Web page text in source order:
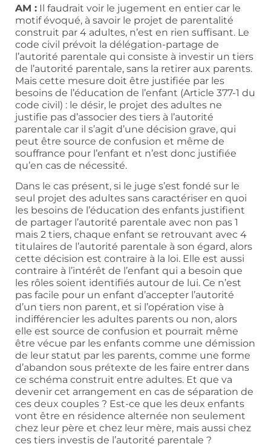
AM : Il faudrait voir le jugement en entier car le
motif évoqué, à savoir le projet de parentalité
construit par 4 adultes, n’est en rien suffisant. Le
code civil prévoit la délégation-partage de
l’autorité parentale qui consiste à investir un tiers
de l’autorité parentale, sans la retirer aux parents.
Mais cette mesure doit être justifiée par les
besoins de l’éducation de l’enfant (Article 377-1 du
code civil) : le désir, le projet des adultes ne
justifie pas d’associer des tiers à l’autorité
parentale car il s’agit d’une décision grave, qui
peut être source de confusion et même de
souffrance pour l’enfant et n’est donc justifiée
qu’en cas de nécessité.
Dans le cas présent, si le juge s’est fondé sur le
seul projet des adultes sans caractériser en quoi
les besoins de l’éducation des enfants justifient
de partager l’autorité parentale avec non pas 1
mais 2 tiers, chaque enfant se retrouvant avec 4
titulaires de l’autorité parentale à son égard, alors
cette décision est contraire à la loi. Elle est aussi
contraire à l’intérêt de l’enfant qui a besoin que
les rôles soient identifiés autour de lui. Ce n’est
pas facile pour un enfant d’accepter l’autorité
d’un tiers non parent, et si l’opération vise à
indifférencier les adultes parents ou non, alors
elle est source de confusion et pourrait même
être vécue par les enfants comme une démission
de leur statut par les parents, comme une forme
d’abandon sous prétexte de les faire entrer dans
ce schéma construit entre adultes. Et que va
devenir cet arrangement en cas de séparation de
ces deux couples ? Est-ce que les deux enfants
vont être en résidence alternée non seulement
chez leur père et chez leur mère, mais aussi chez
ces tiers investis de l’autorité parentale ?